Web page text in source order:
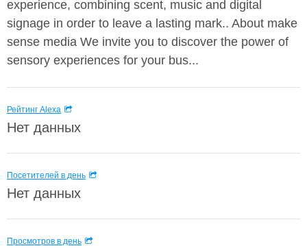
experience, combining scent, music and digital
signage in order to leave a lasting mark.. About make
sense media We invite you to discover the power of
sensory experiences for your bus...
Рейтинг Alexa
Нет данных
Посетителей в день
Нет данных
Просмотров в день